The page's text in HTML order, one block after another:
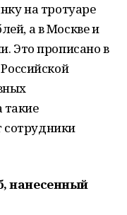
на тротуаре
а в Москве и
Это прописано в
нанесенный